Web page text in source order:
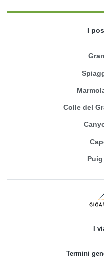
I
Colle del
I
Termini